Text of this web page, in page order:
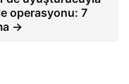
operasyonu: 7
→